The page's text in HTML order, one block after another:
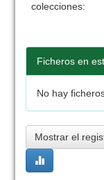
colecciones:
Ficheros en
No hay
Mostrar el